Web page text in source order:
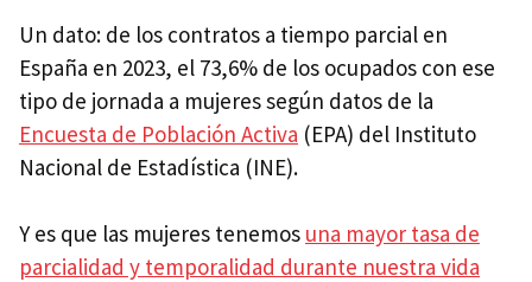
Un dato: de los contratos a tiempo parcial en
España en 2023, el 73,6% de los ocupados con ese
tipo de jornada a mujeres según datos de la
Encuesta de Población Activa (EPA) del Instituto
Nacional de Estadística (INE).
Y es que las mujeres tenemos una mayor tasa de
parcialidad y temporalidad durante nuestra vida